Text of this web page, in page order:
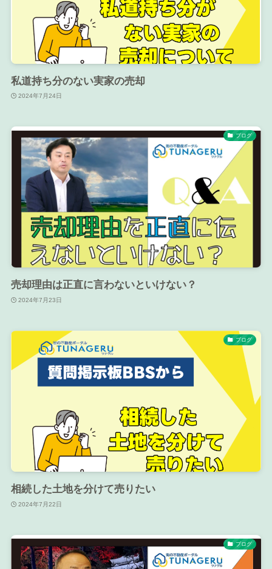
私道持ち分のない実家の売却
2024年7月24日
ブログ
売却理由は正直に言わないといけない？
2024年7月23日
ブログ
相続した土地を分けて売りたい
2024年7月22日
ブログ